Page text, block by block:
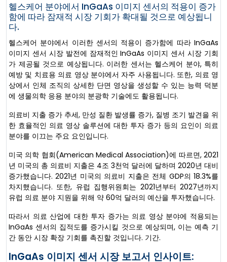
헬스케어 분야에서 InGaAs 이미지 센서의 적용이 증가
함에 따라 잠재적 시장 기회가 확대될 것으로 예상됩니
다.
헬스케어 분야에서 이러한 센서의 적용이 증가함에 따라 InGaAs
이미지 센서 시장 발전에 잠재적인 InGaAs 이미지 센서 시장 기회
가 제공될 것으로 예상됩니다. 이러한 센서는 헬스케어 분야, 특히
예방 및 치료용 의료 영상 분야에서 자주 사용됩니다. 또한, 의료 영
상에서 인체 조직의 상세한 단면 영상을 생성할 수 있는 능력 덕분
에 생물의학 응용 분야의 분광학 기술에도 활용됩니다.
의료비 지출 증가 추세, 만성 질환 발생률 증가, 질병 조기 발견을 위
한 효율적인 의료 영상 솔루션에 대한 투자 증가 등의 요인이 의료
분야를 이끄는 주요 요인입니다.
미국 의학 협회(American Medical Association)에 따르면, 2021
년 미국의 총 의료비 지출은 4조 3천억 달러에 달하며 2020년 대비
증가했습니다. 2021년 미국의 의료비 지출은 전체 GDP의 18.3%를
차지했습니다. 또한, 유럽 집행위원회는 2021년부터 2027년까지
유럽 의료 분야 지원을 위해 약 60억 달러의 예산을 투자했습니다.
따라서 의료 산업에 대한 투자 증가는 의료 영상 분야에 적용되는
InGaAs 센서의 집적도를 증가시킬 것으로 예상되며, 이는 예측 기
간 동안 시장 확장 기회를 촉진할 것입니다. 기간.
InGaAs 이미지 센서 시장 보고서 인사이트: